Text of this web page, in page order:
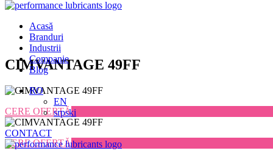
Skip
to
content
Acasă
Branduri
Industrii
Companie
Blog
RO
EN
srpski
CONTACT
CIMVANTAGE 49FF
CERE OFERTĂ
CERE OFERTĂ